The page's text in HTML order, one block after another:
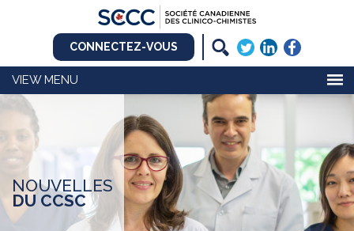
CONNECTEZ-VOUS
MENU
NOUVELLES
DU CCSC